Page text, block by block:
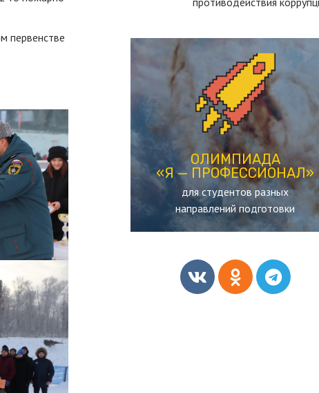
первенстве
ОЛИМПИАДА
«Я — ПРОФЕССИОНАЛ»
для студентов разных
направлений подготовки
ОЛИМПИАДА
«Я — ПРОФЕССИОНАЛ»
студенческая олимпиада,
рассчитанная на действующих
студентов вузов
ПЕРЕЙТИ